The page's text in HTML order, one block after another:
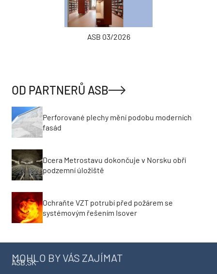
ASB 03/2026
OD PARTNERŮ ASB
Perforované plechy mění podobu moderních
fasád
Dcera Metrostavu dokončuje v Norsku obří
podzemní úložiště
Ochraňte VZT potrubí před požárem se
systémovým řešením Isover
MOHLO BY VÁS ZAJÍMAT
ASB.SK